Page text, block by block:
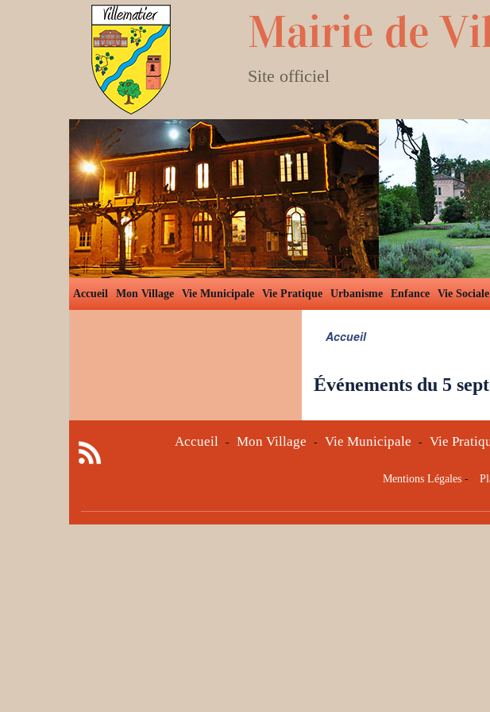
Mairie de
Site officiel
Accueil Mon Village Vie Municipale Vie Pratique Urbanisme Enfance Vie Sociale
Accueil
Événements du 5
Accueil - Mon Village - Vie Municipale - Vie
Mentions Légales-